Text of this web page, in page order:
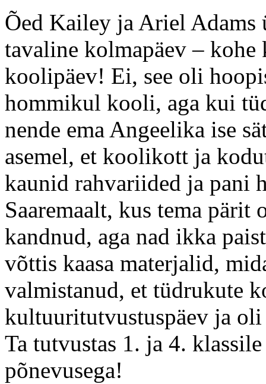
Õed Kailey ja Ariel Adams
tavaline kolmapäev –
koolipäev! Ei, see oli
hommikul kooli, aga kui
nende ema Angeelika ise
asemel, et koolikott ja
kaunid rahvariided ja pani
Saaremaalt, kus tema pärit
kandnud, aga nad ikka
võttis kaasa materjalid,
valmistanud, et tüdrukute
kultuuritutvustuspäev ja
Ta tutvustas 1. ja 4.
põnevusega!